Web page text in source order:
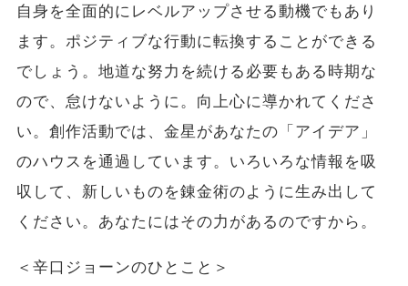
自身を全面的にレベルアップさせる動機でもあり
ます。ポジティブな行動に転換することができる
でしょう。地道な努力を続ける必要もある時期な
ので、怠けないように。向上心に導かれてくださ
い。創作活動では、金星があなたの「アイデア」
のハウスを通過しています。いろいろな情報を吸
収して、新しいものを錬金術のように生み出して
ください。あなたにはその力があるのですから。
＜辛口ジョーンのひとこと＞